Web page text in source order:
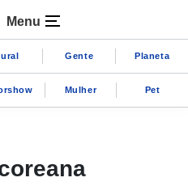
Menu
Gente Planeta
Mulher Pet